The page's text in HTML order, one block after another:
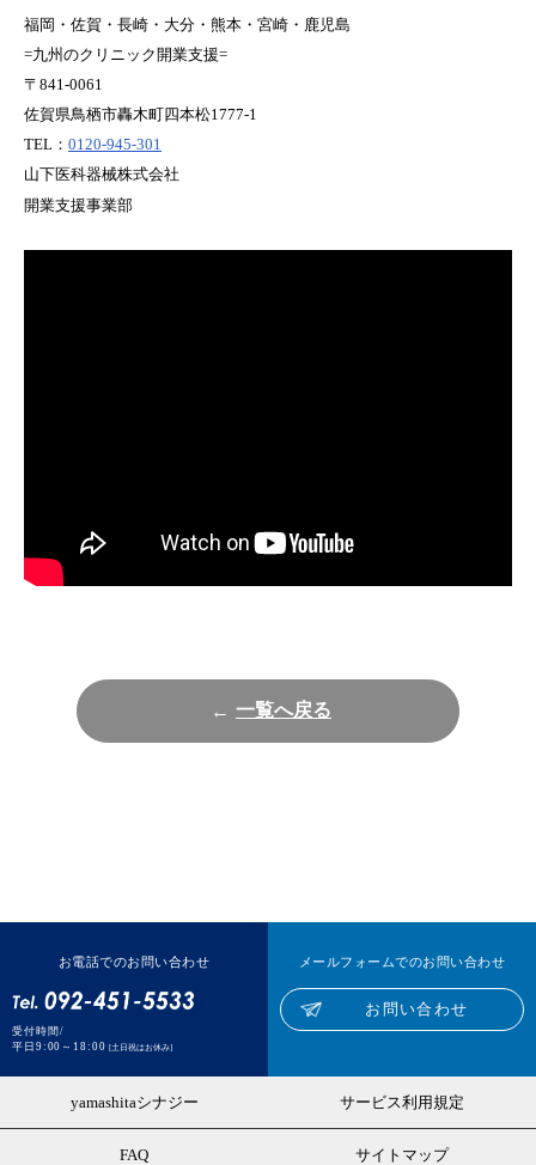
福岡・佐賀・長崎・大分・熊本・宮崎・鹿児島
=九州のクリニック開業支援=
〒841-0061
佐賀県鳥栖市轟木町四本松1777-1
TEL： 0120-945-301
山下医科器械株式会社
開業支援事業部
一覧へ戻る
お電話でのお問い合わせ
受付時間/
平日9:00～18:00[土日祝はお休み]
メールフォームでのお問い合わせ
お問い合わせ
yamashitaシナジー サービス利用規定
FAQ サイトマップ